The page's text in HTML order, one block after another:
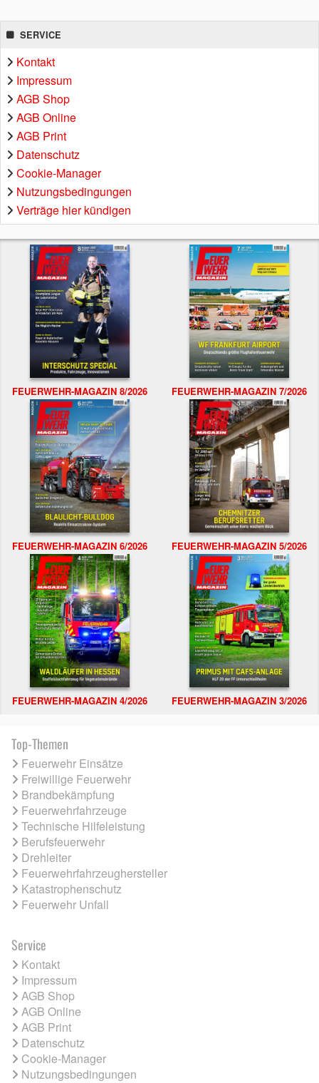
SERVICE
Kontakt
Impressum
AGB Shop
AGB Online
AGB Print
Datenschutz
Cookie-Manager
Nutzungsbedingungen
Verträge hier kündigen
FEUERWEHR-MAGAZIN 8/2026 FEUERWEHR-MAGAZIN 7/2026
FEUERWEHR-MAGAZIN 6/2026 FEUERWEHR-MAGAZIN 5/2026
FEUERWEHR-MAGAZIN 4/2026 FEUERWEHR-MAGAZIN 3/2026
Top-Themen
Feuerwehr Einsätze
Freiwillige Feuerwehr
Brandbekämpfung
Feuerwehrfahrzeuge
Technische Hilfeleistung
Berufsfeuerwehr
Drehleiter
Feuerwehrfahrzeughersteller
Katastrophenschutz
Feuerwehr Unfall
Service
Kontakt
Impressum
AGB Shop
AGB Online
AGB Print
Datenschutz
Cookie-Manager
Nutzungsbedingungen